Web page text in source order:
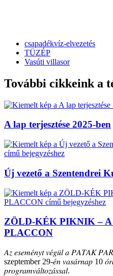
csapadékvíz-elvezetés
TÜZÉP
Vasúti villasor
További cikkeink a
A lap terjesztése 2025-ben
Új vezető a Szentendrei
ZÖLD-KÉK PIKNIK –
PLACCON
𝐴𝑧 𝑒𝑠𝑒𝑚𝑒́𝑛𝑦𝑡 𝑣𝑒́𝑔𝑢̈𝑙 𝑎 𝑃𝐴𝑇𝐴𝐾
szeptember 29-𝑒́𝑛 𝑣𝑎𝑠𝑎́𝑟𝑛𝑎𝑝 10
𝑝𝑟𝑜𝑔𝑟𝑎𝑚𝑣𝑎́𝑙𝑡𝑜𝑧𝑎́𝑠𝑠𝑎𝑙.